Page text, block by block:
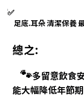
足底.耳朵 清潔保養
總之:
🐾多留意飲食
能大幅降低年節